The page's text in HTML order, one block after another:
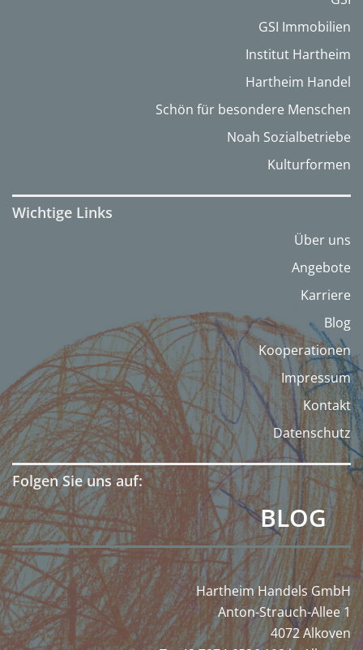
GSI Immobilien
Institut Hartheim
Hartheim Handel
Schön für besondere Menschen
Noah Sozialbetriebe
Kulturformen
Wichtige Links
Über uns
Angebote
Karriere
Blog
Kooperationen
Impressum
Kontakt
Datenschutz
Folgen Sie uns auf:
BLOG
Hartheim Handels GmbH
Anton-Strauch-Allee 1
4072 Alkoven